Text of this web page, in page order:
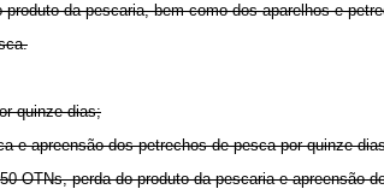
da pescaria, bem como dos aparelhos e
quinze dias;
e apreensão dos petrechos de pesca por quinze
OTNs, perda do produto da pescaria e apreensão